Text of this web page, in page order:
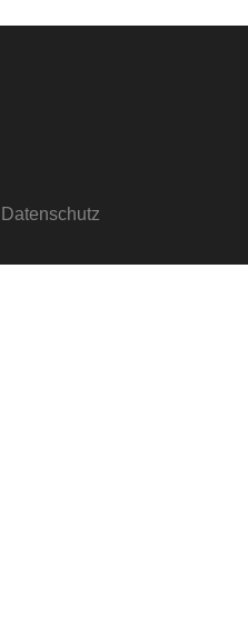
Datenschutz